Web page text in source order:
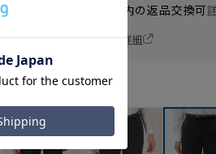
日以内の返品交換可
お届け日を調べる詳細